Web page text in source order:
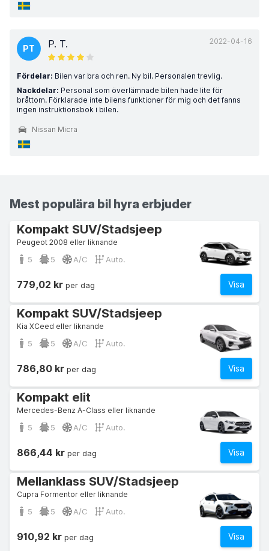
2022-04-16
PT P. T.
Fördelar: Bilen var bra och ren. Ny bil. Personalen trevlig.
Nackdelar: Personal som överlämnade bilen hade lite för
bråttom. Förklarade inte bilens funktioner för mig och det fanns
ingen instruktionsbok i bilen.
Nissan Micra
Mest populära bil hyra erbjuder
Kompakt SUV/Stadsjeep
Peugeot 2008 eller liknande
5 5 A/C Auto.
Visa
779,02 kr per dag
Kompakt SUV/Stadsjeep
Kia XCeed eller liknande
5 5 A/C Auto.
Visa
786,80 kr per dag
Kompakt elit
Mercedes-Benz A-Class eller liknande
5 5 A/C Auto.
Visa
866,44 kr per dag
Mellanklass SUV/Stadsjeep
Cupra Formentor eller liknande
5 5 A/C Auto.
Visa
910,92 kr per dag